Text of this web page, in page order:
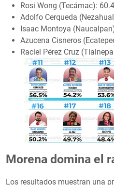
Rosi Wong (Tecámac):
Adolfo Cerqueda
Isaac Montoya
Azucena Cisneros
Raciel Pérez Cruz
Morena domina el
Los resultados muestran una